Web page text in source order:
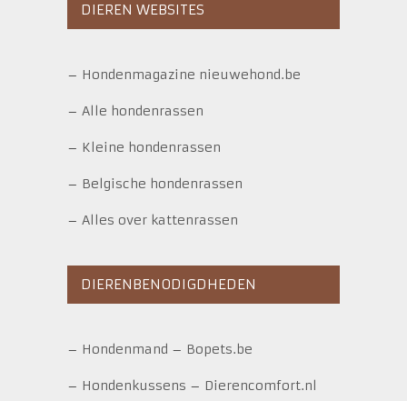
DIEREN WEBSITES
– Hondenmagazine nieuwehond.be
– Alle hondenrassen
– Kleine hondenrassen
– Belgische hondenrassen
– Alles over kattenrassen
DIERENBENODIGDHEDEN
– Hondenmand – Bopets.be
– Hondenkussens – Dierencomfort.nl